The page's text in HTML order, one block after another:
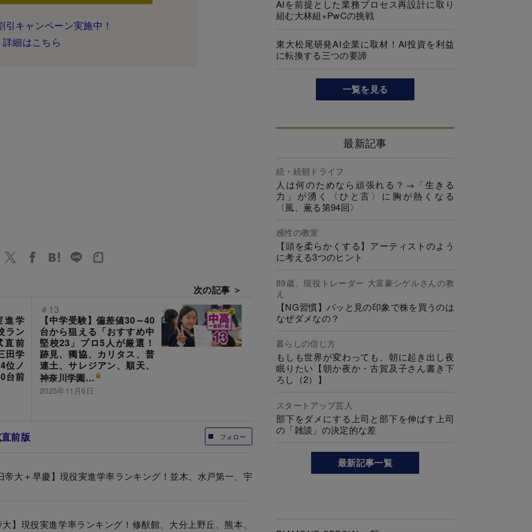
引キャンペーン実施中！
詳細はこちら
進学
ラン
直前
田学
位ノ
台前
次の記事 ＞
＃13
【中学受験】偏差値30～40
台から狙える「おすすめ中
堅校23」プロ5人が厳選！
跡見、獨協、カリタス、普
連土、サレジアン、順天、
神奈川学園…
2025年11月6日
フォロー
前版
大＋早慶】現役実進学率ランキング！並木、水戸第一、宇
】現役実進学率ランキング！修猷館、大分上野丘、熊本、
AIを前提とした業務プロセス再設計に取り
組む大林組×PwCの挑戦
東大松尾研発AI企業に取材！AI投資を利益
に転換する三つの要諦
一覧を見る
最新記事
続・続朝ドライフ
人は何のためなら頑張れる？→「生きる
力」が湧く〈ひと言〉に胸が熱くなる
〈風、薫る第94回〉
感性の教室
【頭を柔らかくする】アーティストのよう
に考える3つのヒント
89歳、現役トレーダー 大富豪シゲルさんの教
え
【NG習慣】パッと見の印象で株を買うのは
なぜダメなの？
暮らしの信じ方
もしも世界が変わっても、朝に起き出し夜
眠りたい【朝か夜か・古賀及子さん書き下
ろし（2）】
スタートアップ芸人
部下をダメにする上司と部下を伸ばす上司
の「雑談」の決定的な差
最新記事一覧